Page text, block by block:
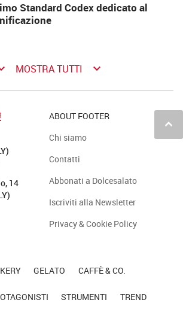
Standard Codex dedicato al
MOSTRA TUTTI keyboard_arrow_down
keyboard_arrow_up
14
ABOUT FOOTER
Chi siamo
Contatti
Abbonati a Dolcesalato
Iscriviti alla Newsletter
Privacy & Cookie Policy
GELATO CAFFÈ & CO.
STRUMENTI TREND